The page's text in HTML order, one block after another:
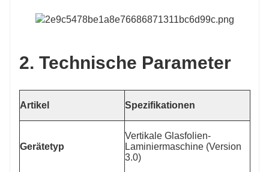
2. Technische Parameter
Artikel Spezifikationen
Gerätetyp
Vertikale Glasfolien-
Laminiermaschine (Version
3.0)